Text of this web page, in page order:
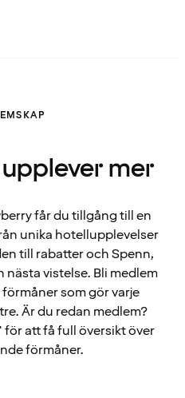
mer
får du tillgång till en
unika hotellupplevelser
till rabatter och Spenn,
nästa vistelse. Bli medlem
som gör varje
Är du redan medlem?
för att få full översikt över
förmåner.